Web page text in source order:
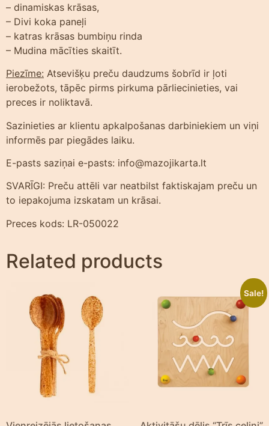
– dinamiskas krāsas,
– Divi koka paneļi
– katras krāsas bumbiņu rinda
– Mudina mācīties skaitīt.
Piezīme: Atsevišķu preču daudzums šobrīd ir ļoti
ierobežots, tāpēc pirms pirkuma pārliecinieties, vai
preces ir noliktavā.
Sazinieties ar klientu apkalpošanas darbiniekiem un viņi
informēs par piegādes laiku.
E-pasts saziņai e-pasts: info@mazojikarta.lt
SVARĪGI: Preču attēli var neatbilst faktiskajam preču un
to iepakojuma izskatam un krāsai.
Preces kods: LR-050022
Related products
Sale!